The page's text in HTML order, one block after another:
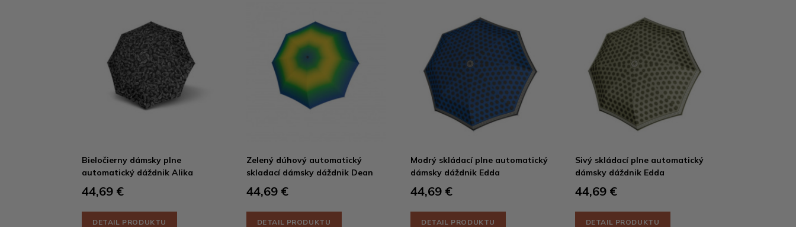
Bieločierny dámsky plne
automatický dáždnik Alika
44,69 €
DETAIL PRODUKTU
Zelený dúhový automatický
skladací dámsky dáždnik Dean
44,69 €
DETAIL PRODUKTU
Modrý skládací plne automatický
dámsky dáždnik Edda
44,69 €
DETAIL PRODUKTU
Sivý skládací plne automatický
dámsky dáždnik Edda
44,69 €
DETAIL PRODUKTU